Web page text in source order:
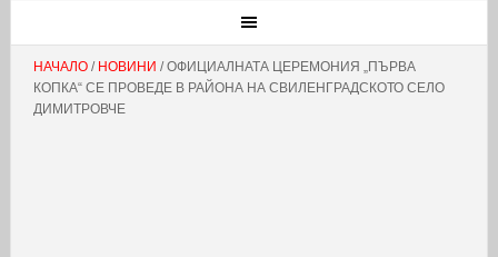
НАЧАЛО/ НОВИНИ / ОФИЦИАЛНАТА ЦЕРЕМОНИЯ „ПЪРВА
КОПКА“ СЕ ПРОВЕДЕ В РАЙОНА НА СВИЛЕНГРАДСКОТО СЕЛО
ДИМИТРОВЧЕ